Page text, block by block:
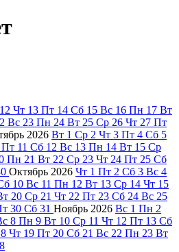
12 Чт 13 Пт 14 Сб 15 Вс 16 Пн 17 Вт
Вс 23 Пн 24 Вт 25 Ср 26 Чт 27 Пт
2026 Вт 1 Ср 2 Чт 3 Пт 4 Сб 5
Пт 11 Сб 12 Вс 13 Пн 14 Вт 15 Ср
Пн 21 Вт 22 Ср 23 Чт 24 Пт 25 Сб
Октябрь 2026 Чт 1 Пт 2 Сб 3 Вс 4
10 Вс 11 Пн 12 Вт 13 Ср 14 Чт 15
20 Ср 21 Чт 22 Пт 23 Сб 24 Вс 25
30 Сб 31 Ноябрь 2026 Вс 1 Пн 2
8 Пн 9 Вт 10 Ср 11 Чт 12 Пт 13 Сб
Чт 19 Пт 20 Сб 21 Вс 22 Пн 23 Вт